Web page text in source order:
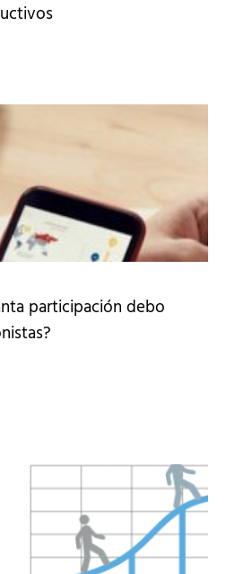
participación debo